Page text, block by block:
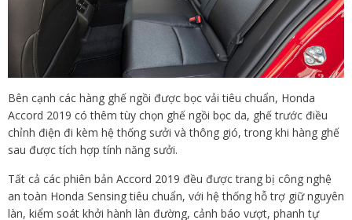
Bên cạnh các hàng ghế ngồi được bọc vải tiêu chuẩn, Honda
Accord 2019 có thêm tùy chọn ghế ngồi bọc da, ghế trước điều
chỉnh điện đi kèm hệ thống sưởi và thông gió, trong khi hàng ghế
sau được tích hợp tính năng sưởi.
Tất cả các phiên bản Accord 2019 đều được trang bị công nghệ
an toàn Honda Sensing tiêu chuẩn, với hệ thống hỗ trợ giữ nguyên
làn, kiểm soát khởi hành làn đường, cảnh báo vượt, phanh tự